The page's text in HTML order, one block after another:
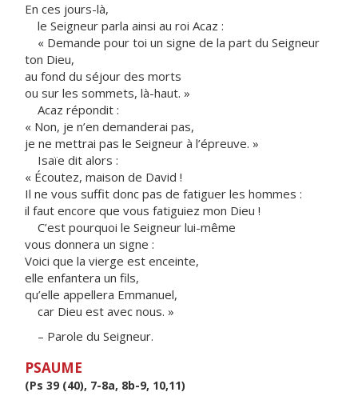
En ces jours-là,
le Seigneur parla ainsi au roi Acaz :
« Demande pour toi un signe de la part du Seigneur
ton Dieu,
au fond du séjour des morts
ou sur les sommets, là-haut. »
Acaz répondit :
« Non, je n’en demanderai pas,
je ne mettrai pas le Seigneur à l’épreuve. »
Isaïe dit alors :
« Écoutez, maison de David !
Il ne vous suffit donc pas de fatiguer les hommes :
il faut encore que vous fatiguiez mon Dieu !
C’est pourquoi le Seigneur lui-même
vous donnera un signe :
Voici que la vierge est enceinte,
elle enfantera un fils,
qu’elle appellera Emmanuel,
car Dieu est avec nous. »
– Parole du Seigneur.
PSAUME
(Ps 39 (40), 7-8a, 8b-9, 10,11)